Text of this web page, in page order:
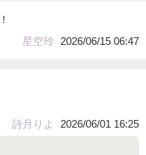
星空玲
2026/06/15 06:47
詩月りよ
2026/06/01 16:25